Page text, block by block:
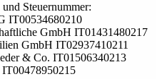
Steuernummer:
IT00534680210
GmbH IT01431480217
GmbH IT02937410211
& Co. IT01506340213